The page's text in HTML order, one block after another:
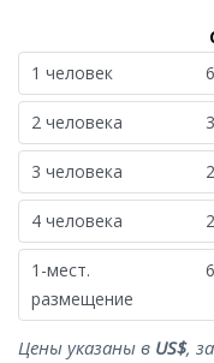
1 человек
2 человека
3 человека
4 человека
1-мест.
размещение
Цены указаны в US$,